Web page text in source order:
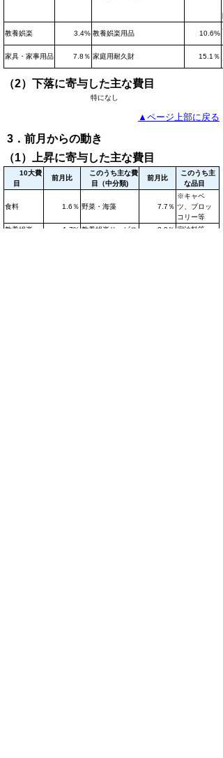
教養娯楽 3.4% 教養娯楽用品 10.6%
家具・家事用品 7.8％ 家庭用耐久財 15.1％
（2）下落に寄与した主な費目
特になし
▲ページ上部に戻る
3．前月からの動き
（1）上昇に寄与した主な費目
10大費
目
前月比
このうち主な費
目（中分類)
前月比
このうち主
な品目
食料 1.6％ 野菜・海藻 7.7％
※キャベ
ツ、ブロッ
コリー等
教養娯楽
1.7% 教養娯楽サービス 2.0％ 宿泊料等